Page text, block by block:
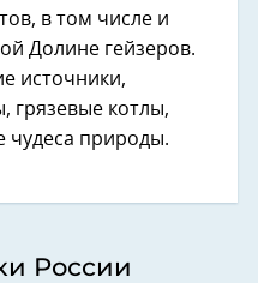
в том числе и
Долине гейзеров.
источники,
грязевые котлы,
чудеса природы.
России